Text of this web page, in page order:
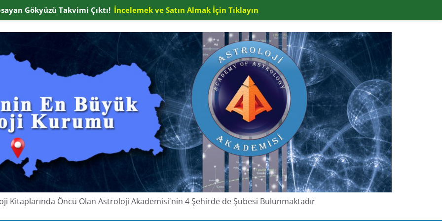
Kitaplarında Öncü Olan Astroloji Akademisi'nin 4 Şehirde de Şubesi Bulunmaktadır
Gökyüzü Takvimi Çıktı! İncelemek ve Satın Almak İçin Tıklayın